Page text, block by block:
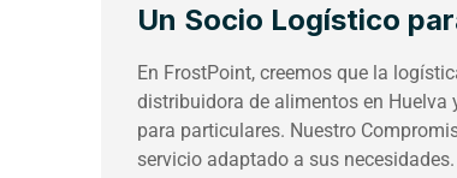
Un Socio Logístico
En FrostPoint, creemos que la
distribuidora de alimentos en
para particulares. Nuestro
servicio adaptado a sus